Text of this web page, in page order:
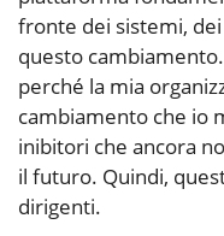
fronte dei sistemi, dei
questo
perché la mia
cambiamento che io
inibitori che ancora
il futuro. Quindi,
dirigenti.